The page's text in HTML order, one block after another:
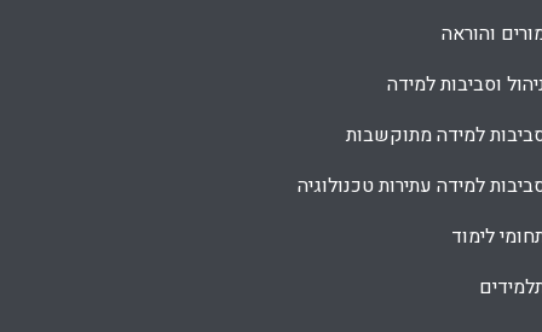
והוראה
וסביבות למידה
למידה מתוקשבות
למידה עתירות טכנולוגיה
לימוד